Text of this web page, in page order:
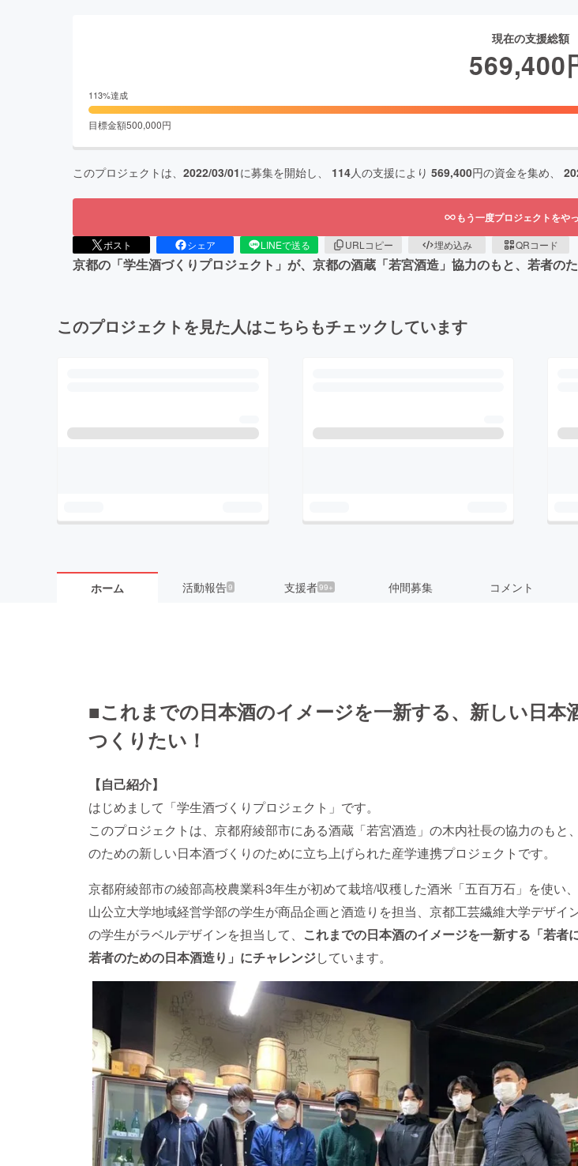
現在の支援総額
569,400
113%達成
目標金額500,000円
このプロジェクトは、 2022/03/01に募集を開始し、 114人の支援により 569,400円の資金を集め、
もう一度プロジェクトをや
ポスト シェア LINEで送る URLコピー 埋め込み QRコード
京都の「学生酒づくりプロジェクト」が、京都の酒蔵「若宮酒造」協力のもと、若者の
このプロジェクトを見た人はこちらもチェックしています
ホーム 活動報告9 支援者99+ 仲間募集 コメント
■これまでの日本酒のイメージを一新する、新しい日本
つくりたい！
【自己紹介】
はじめまして「学生酒づくりプロジェクト」です。
このプロジェクトは、京都府綾部市にある酒蔵「若宮酒造」の木内社長の協力のもと
のための新しい日本酒づくりのために立ち上げられた産学連携プロジェクトです。
京都府綾部市の綾部高校農業科3年生が初めて栽培/収穫した酒米「五百万石」を使い
山公立大学地域経営学部の学生が商品企画と酒造りを担当、京都工芸繊維大学デザイ
の学生がラベルデザインを担当して、 これまでの日本酒のイメージを一新する「若者
若者のための日本酒造り」にチャレンジしています。